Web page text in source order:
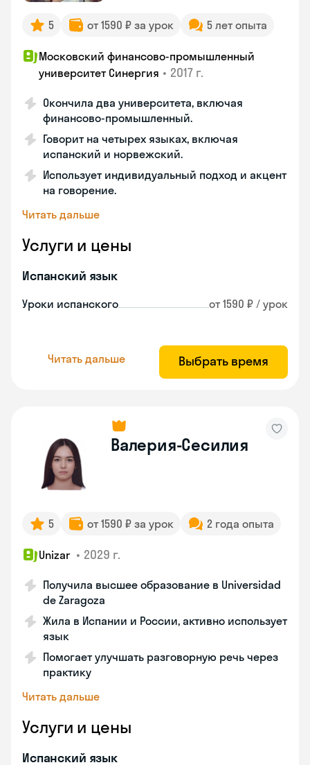
5 от 1590 ₽ за урок 5 лет опыта
Московский финансово-промышленный
университет Синергия • 2017 г.
Окончила два университета, включая
финансово-промышленный.
Говорит на четырех языках, включая
испанский и норвежский.
Использует индивидуальный подход и акцент
на говорение.
Читать дальше
Услуги и цены
Испанский язык
Уроки испанского от 1590 ₽ / урок
Читать дальше Выбрать время
Валерия-Сесилия
5 от 1590 ₽ за урок 2 года опыта
Unizar • 2029 г.
Получила высшее образование в Universidad
de Zaragoza
Жила в Испании и России, активно использует
язык
Помогает улучшать разговорную речь через
практику
Читать дальше
Услуги и цены
Испанский язык